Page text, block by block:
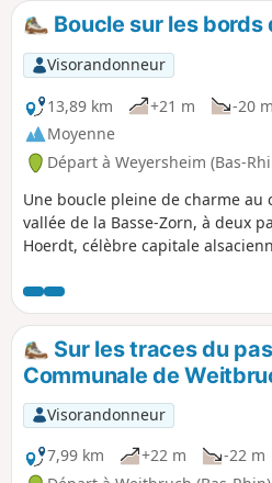
Boucle sur les bords
Visorandonneur
13,89 km
+21 m -20 m
Moyenne
Départ à Weyersheim (Bas-
Une boucle pleine de charme au
vallée de la Basse-Zorn, à deux
Hoerdt, célèbre capitale
entraîne dans une atmosphère
romantique, au fil de l’eau avec
chemins ombragés et sentiers
travers trois villages
patrimoine authentique,
concentré de douceur et de
sans difficulté majeure grâce à
dénivelé. Le parcours visite
Bietlenheim, Geudertheim et
Sur les traces du
Communale de
Visorandonneur
7,99 km
+22 m -22 m